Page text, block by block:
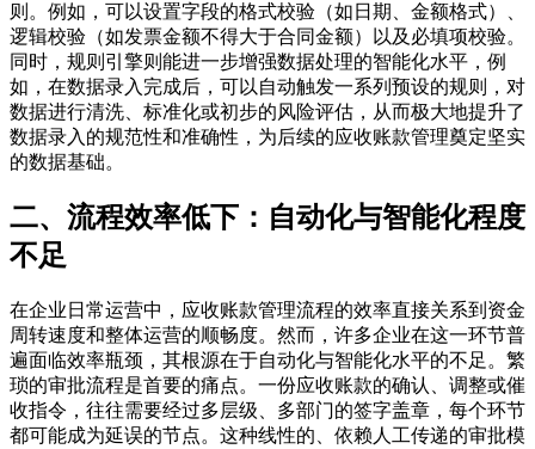
则。例如，可以设置字段的格式校验（如日期、金额格式）、
逻辑校验（如发票金额不得大于合同金额）以及必填项校验。
同时，规则引擎则能进一步增强数据处理的智能化水平，例
如，在数据录入完成后，可以自动触发一系列预设的规则，对
数据进行清洗、标准化或初步的风险评估，从而极大地提升了
数据录入的规范性和准确性，为后续的应收账款管理奠定坚实
的数据基础。
二、流程效率低下：自动化与智能化程度
不足
在企业日常运营中，应收账款管理流程的效率直接关系到资金
周转速度和整体运营的顺畅度。然而，许多企业在这一环节普
遍面临效率瓶颈，其根源在于自动化与智能化水平的不足。繁
琐的审批流程是首要的痛点。一份应收账款的确认、调整或催
收指令，往往需要经过多层级、多部门的签字盖章，每个环节
都可能成为延误的节点。这种线性的、依赖人工传递的审批模